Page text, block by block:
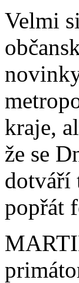
Velmi
kraje,
že se
dotváří
popřát